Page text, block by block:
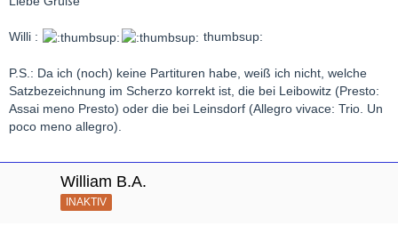
Willi : thumbsup:
P.S.: Da ich (noch) keine Partituren habe, weiß ich nicht, welche
Satzbezeichnung im Scherzo korrekt ist, die bei Leibowitz (Presto:
Assai meno Presto) oder die bei Leinsdorf (Allegro vivace: Trio. Un
poco meno allegro).
William B.A.
INAKTIV